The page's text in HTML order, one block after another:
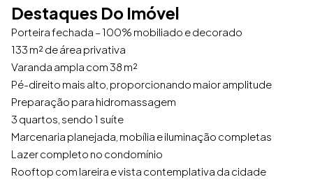
Destaques Do Imóvel
Porteira fechada – 100% mobiliado e decorado
133 m² de área privativa
Varanda ampla com 38 m²
Pé-direito mais alto, proporcionando maior amplitude
Preparação para hidromassagem
3 quartos, sendo 1 suíte
Marcenaria planejada, mobília e iluminação completas
Lazer completo no condomínio
Rooftop com lareira e vista contemplativa da cidade